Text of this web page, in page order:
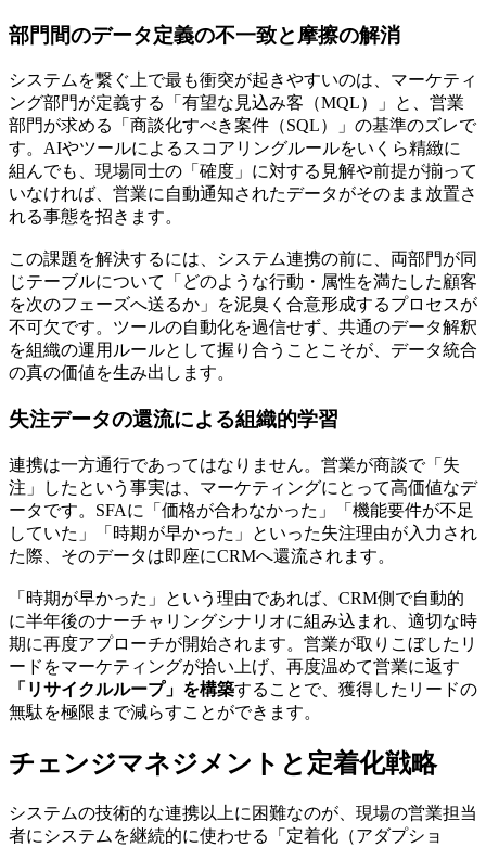
部門間のデータ定義の不一致と摩擦の解消
システムを繋ぐ上で最も衝突が起きやすいのは、マーケティ
ング部門が定義する「有望な見込み客（MQL）」と、営業
部門が求める「商談化すべき案件（SQL）」の基準のズレで
す。AIやツールによるスコアリングルールをいくら精緻に
組んでも、現場同士の「確度」に対する見解や前提が揃って
いなければ、営業に自動通知されたデータがそのまま放置さ
れる事態を招きます。
この課題を解決するには、システム連携の前に、両部門が同
じテーブルについて
「どのような行動・属性を満たした顧客
を次のフェーズへ送るか」を泥臭く合意形成するプロセスが
不可欠です。ツールの自動化を過信せず、共通のデータ解釈
を組織の運用ルールとして握り合うことこそが、データ統合
の真の価値を生み出します。
失注データの還流による組織的学習
連携は一方通行であってはなりません。営業が商談で「失
注」したという事実は、マーケティングにとって高価値なデ
ータです。SFAに「価格が合わなかった」「機能要件が不足
していた」「時期が早かった」といった失注理由が入力され
た際、そのデータは即座にCRMへ還流されます。
「時期が早かった」という理由であれば、CRM側で自動的
に半年後のナーチャリングシナリオに組み込まれ、適切な時
期に再度アプローチが開始されます。営業が取りこぼしたリ
ードをマーケティングが拾い上げ、再度温めて営業に返す
「リサイクルループ」を構築することで、獲得したリードの
無駄を極限まで減らすことができます。
チェンジマネジメントと定着化戦略
システムの技術的な連携以上に困難なのが、現場の営業担当
者にシステムを継続的に使わせる「定着化（アダプショ